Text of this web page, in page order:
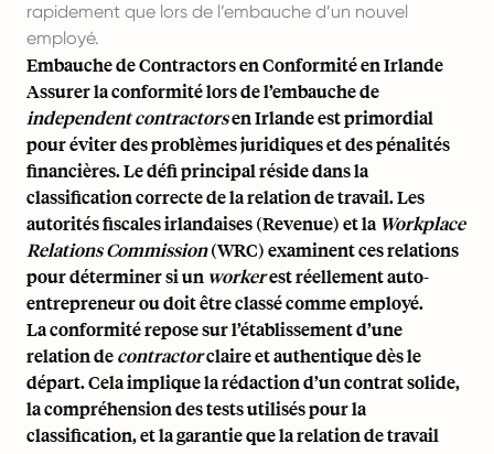
rapidement que lors de l’embauche d’un nouvel
employé.
Embauche de Contractors en Conformité en Irlande
Assurer la conformité lors de l’embauche de
independent contractorsen Irlande est primordial
pour éviter des problèmes juridiques et des pénalités
financières. Le défi principal réside dans la
classification correcte de la relation de travail. Les
autorités fiscales irlandaises (Revenue) et la Workplace
Relations Commission(WRC) examinent ces relations
pour déterminer si un workerest réellement auto-
entrepreneur ou doit être classé comme employé.
La conformité repose sur l’établissement d’une
relation decontractorclaire et authentique dès le
départ. Cela implique la rédaction d’un contrat solide,
la compréhension des tests utilisés pour la
classification, et la garantie que la relation de travail